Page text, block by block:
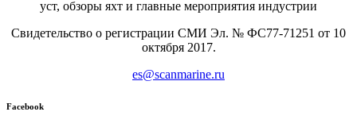
уст, обзоры яхт и главные мероприятия индустрии
Свидетельство о регистрации СМИ Эл. № ФС77-71251 от 10
октября 2017.
es@scanmarine.ru
Facebook